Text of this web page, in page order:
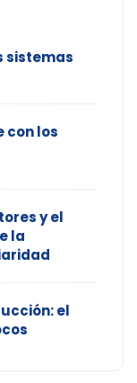
sistemas
con los
y el
la
el